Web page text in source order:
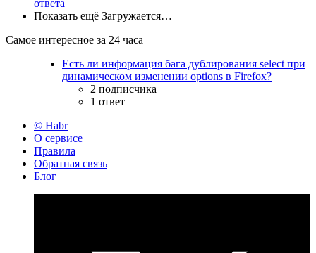
ответа
Показать ещё Загружается…
Самое интересное за 24 часа
Есть ли информация бага дублирования select при
динамическом изменении options в Firefox?
2 подписчика
1 ответ
© Habr
О сервисе
Правила
Обратная связь
Блог